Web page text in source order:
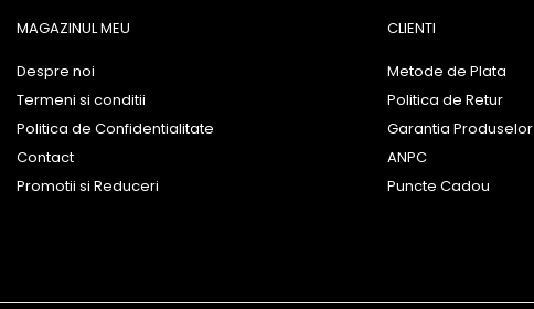
MAGAZINUL MEU
Despre noi
Termeni si conditii
Politica de Confidentialitate
Contact
Promotii si Reduceri
CLIENTI
Metode de Plata
Politica de Retur
Garantia Produselor
ANPC
Puncte Cadou